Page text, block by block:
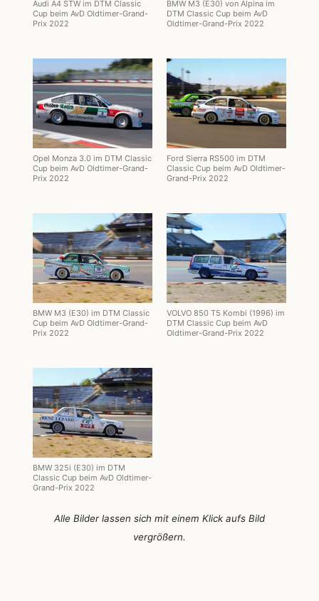
Audi A4 STW im DTM Classic
Cup beim AvD Oldtimer-Grand-
Prix 2022
BMW M3 (E30) von Alpina im
DTM Classic Cup beim AvD
Oldtimer-Grand-Prix 2022
Opel Monza 3.0 im DTM Classic
Cup beim AvD Oldtimer-Grand-
Prix 2022
Ford Sierra RS500 im DTM
Classic Cup beim AvD Oldtimer-
Grand-Prix 2022
BMW M3 (E30) im DTM Classic
Cup beim AvD Oldtimer-Grand-
Prix 2022
VOLVO 850 T5 Kombi (1996) im
DTM Classic Cup beim AvD
Oldtimer-Grand-Prix 2022
BMW 325i (E30) im DTM
Classic Cup beim AvD Oldtimer-
Grand-Prix 2022
Alle Bilder lassen sich mit einem Klick aufs Bild
vergrößern.